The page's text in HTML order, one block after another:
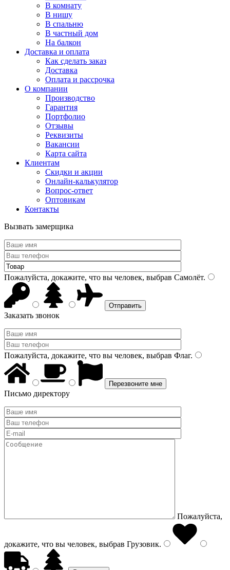
В комнату
В нишу
В спальню
В частный дом
На балкон
Доставка и оплата
Как сделать заказ
Доставка
Оплата и рассрочка
О компании
Производство
Гарантия
Портфолио
Отзывы
Реквизиты
Вакансии
Карта сайта
Клиентам
Скидки и акции
Онлайн-калькулятор
Вопрос-ответ
Оптовикам
Контакты
Вызвать замерщика
Пожалуйста, докажите, что вы человек, выбрав Самолёт.
Заказать звонок
Пожалуйста, докажите, что вы человек, выбрав Флаг.
Письмо директору
Пожалуйста,
докажите, что вы человек, выбрав Грузовик.